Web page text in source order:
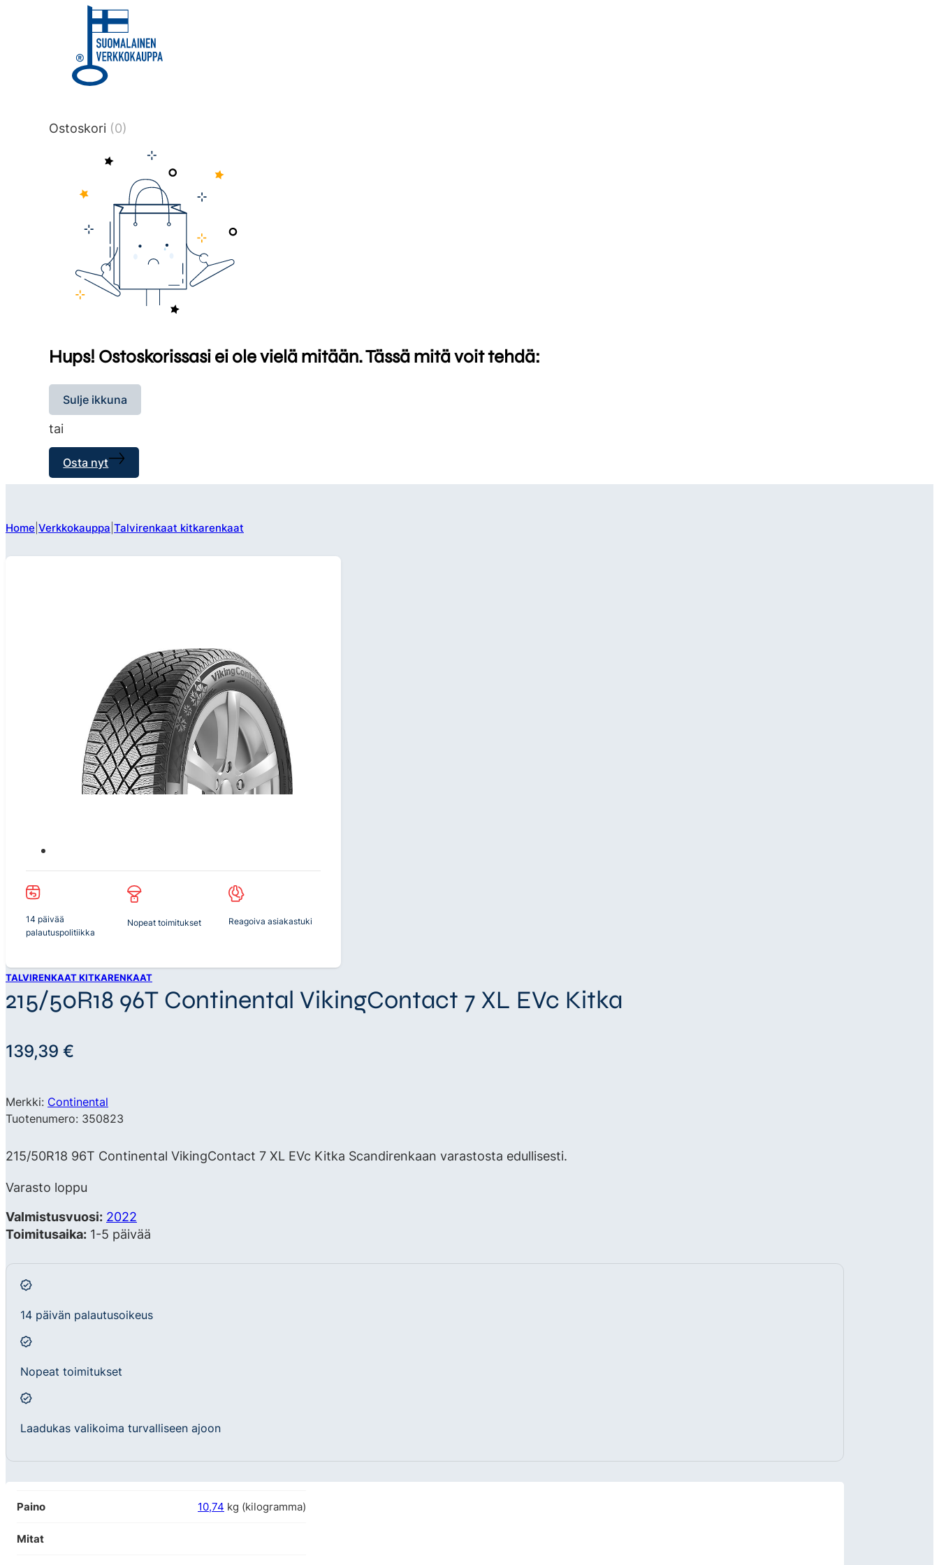
title or content.","post_type":
["product"],"ajax_loader_animation":"ripple","ajax_loader_selector":"#brxe-
tmlmvi","meta_query":
data-original-query-vars="[]" data-page="1" data-max-
Ostoskori (0)
Hups! Ostoskorissasi ei ole vielä mitään. Tässä mitä voit tehdä:
Sulje ikkuna
tai
Osta nyt
Home Verkkokauppa Talvirenkaat kitkarenkaat
14 päivää
palautuspolitiikka
Nopeat toimitukset Reagoiva asiakastuki
TALVIRENKAAT KITKARENKAAT
215/50R18 96T Continental VikingContact 7 XL EVc Kitka
139,39 €
Merkki: Continental
Tuotenumero: 350823
215/50R18 96T Continental VikingContact 7 XL EVc Kitka Scandirenkaan varastosta edullisesti.
Varasto loppu
Valmistusvuosi: 2022
Toimitusaika: 1-5 päivää
14 päivän palautusoikeus
Nopeat toimitukset
Laadukas valikoima turvalliseen ajoon
Paino 10,74 kg (kilogramma)
Mitat